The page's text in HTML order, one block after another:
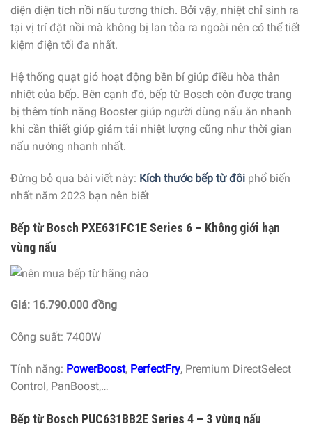
diện diện tích nồi nấu tương thích. Bởi vậy, nhiệt chỉ sinh ra
tại vị trí đặt nồi mà không bị lan tỏa ra ngoài nên có thể tiết
kiệm điện tối đa nhất.
Hệ thống quạt gió hoạt động bền bỉ giúp điều hòa thân
nhiệt của bếp. Bên cạnh đó, bếp từ Bosch còn được trang
bị thêm tính năng Booster giúp người dùng nấu ăn nhanh
khi cần thiết giúp giảm tải nhiệt lượng cũng như thời gian
nấu nướng nhanh nhất.
Đừng bỏ qua bài viết này: Kích thước bếp từ đôi phổ biến
nhất năm 2023 bạn nên biết
Bếp từ Bosch PXE631FC1E Series 6 – Không giới hạn
vùng nấu
Giá: 16.790.000 đồng
Công suất: 7400W
Tính năng: PowerBoost, PerfectFry, Premium DirectSelect
Control, PanBoost,…
Bếp từ Bosch PUC631BB2E Series 4 – 3 vùng nấu